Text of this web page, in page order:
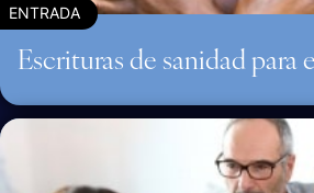
ENTRADA
Escrituras de sanidad para